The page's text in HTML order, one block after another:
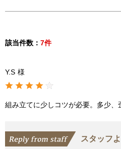
該当件数： 7件
Y.S 様
組み立てに少しコツが必要。多少、
スタッフ